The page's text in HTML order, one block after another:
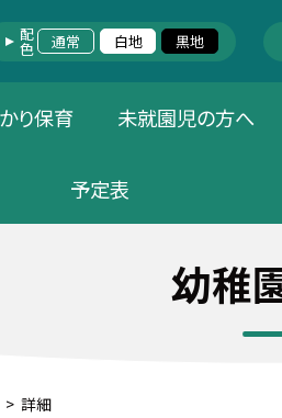
配色 通常 白地 黒地
り保育 未就園児の方へ
予定表
幼稚
> 詳細